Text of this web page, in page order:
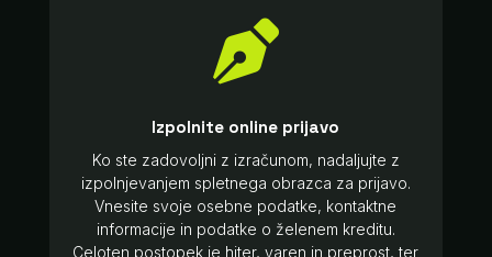

Izpolnite online prijavo
Ko ste zadovoljni z izračunom, nadaljujte z
izpolnjevanjem spletnega obrazca za prijavo.
Vnesite svoje osebne podatke, kontaktne
informacije in podatke o želenem kreditu.
Celoten postopek je hiter, varen in preprost, ter